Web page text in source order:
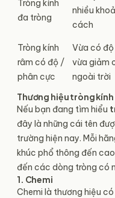
Tròng kính
đa tròng
nhiều
cách
Tròng kính
râm có độ /
phân cực
Vừa có độ
vừa giảm
ngoài trời
Thương hiệu tròng
Nếu bạn đang tìm hiểu
đây là những cái tên
trường hiện nay. Mỗi
khúc phổ thông đến
đến các dòng tròng có
1. Chemi
Chemi là thương hiệu